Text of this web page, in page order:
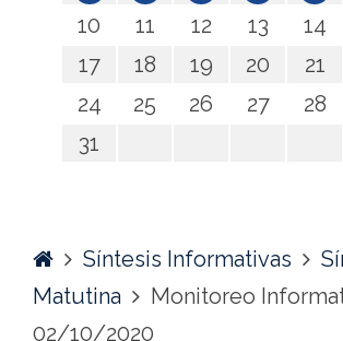
10
11 12 13 14
17
18 19 20 21
24
25 26 27 28
31
HomeSíntesis Informativas
Matutina
Monitoreo
02/10/2020